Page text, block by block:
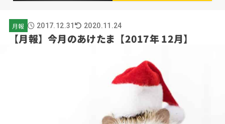
月報 2017.12.31 2020.11.24
【月報】今月のあけたま【2017年 12月】